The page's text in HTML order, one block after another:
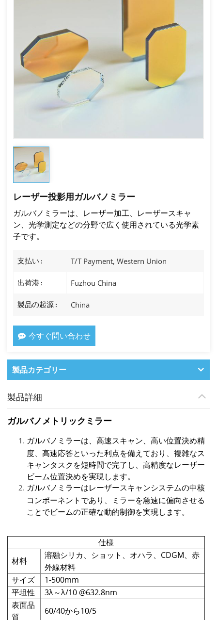
レーザー投影用ガルバノミラー
ガルバノミラーは、レーザー加工、レーザースキャ
ン、光学測定などの分野で広く使用されている光学素
子です。
支払い : T/T Payment, Western Union
出荷港 : Fuzhou China
製品の起源 : China
今すぐ問い合わせ
製品カテゴリー
製品詳細
ガルバノメトリックミラー
ガルバノミラーは、高速スキャン、高い位置決め精
度、高速応答といった利点を備えており、複雑なス
キャンタスクを短時間で完了し、高精度なレーザー
ビーム位置決めを実現します。
ガルバノミラーはレーザースキャンシステムの中核
コンポーネントであり、ミラーを急速に偏向させる
ことでビームの正確な動的制御を実現します。
仕様
材料
溶融シリカ、ショット、オハラ、CDGM、赤
外線材料
サイズ
1-500mm
平坦性
3λ～λ/10 @632.8nm
表面品
質
60/40から10/5